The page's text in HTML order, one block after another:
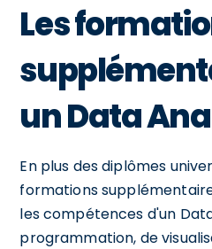
Les
un Data
En plus des diplômes
formations
les compétences d'un
programmation, de